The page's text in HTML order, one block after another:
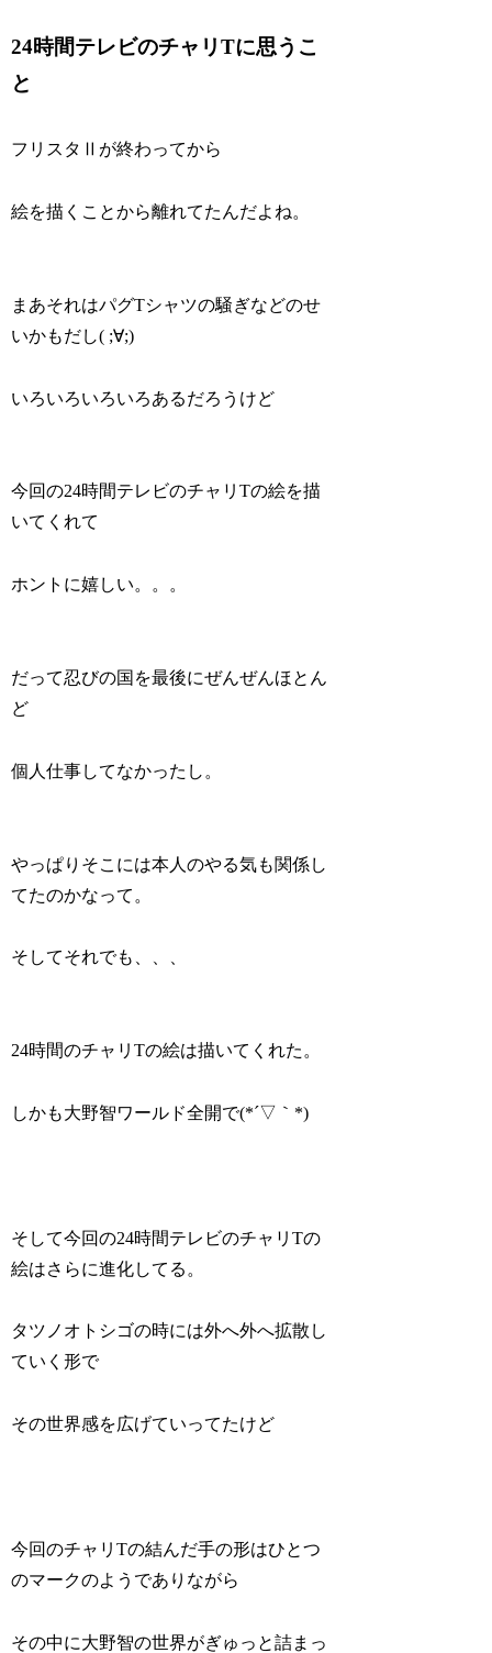
24時間テレビのチャリTに思うこ
と
フリスタⅡが終わってから
絵を描くことから離れてたんだよね。
まあそれはパグTシャツの騒ぎなどのせ
いかもだし( ;∀;)
いろいろいろいろあるだろうけど
今回の24時間テレビのチャリTの絵を描
いてくれて
ホントに嬉しい。。。
だって忍びの国を最後にぜんぜんほとん
ど
個人仕事してなかったし。
やっぱりそこには本人のやる気も関係し
てたのかなって。
そしてそれでも、、、
24時間のチャリTの絵は描いてくれた。
しかも大野智ワールド全開で(*´▽｀*)
そして今回の24時間テレビのチャリTの
絵はさらに進化してる。
タツノオトシゴの時には外へ外へ拡散し
ていく形で
その世界感を広げていってたけど
今回のチャリTの結んだ手の形はひとつ
のマークのようでありながら
その中に大野智の世界がぎゅっと詰まっ